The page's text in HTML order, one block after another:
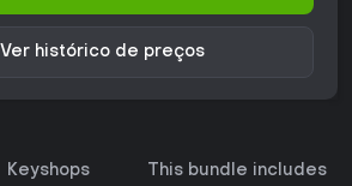
Ver histórico de preços
Keyshops This bundle includes